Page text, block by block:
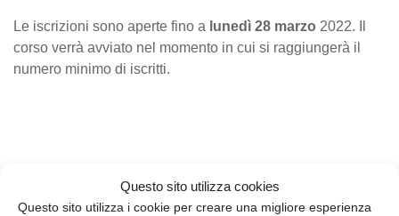
Questo sito utilizza cookies
Questo sito utilizza i cookie per creare una migliore esperienza
Le iscrizioni sono aperte fino a lunedì 28 marzo 2022. Il
corso verrà avviato nel momento in cui si raggiungerà il
numero minimo di iscritti.